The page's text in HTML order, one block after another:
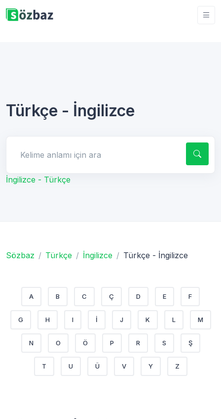
Türkçe - İngilizce
İngilizce - Türkçe
Sözbaz Türkçe İngilizce Türkçe - İngilizce
A B C Ç D E F
G H I İ J K L M
N O Ö P R S Ş
T U Ü V Y Z